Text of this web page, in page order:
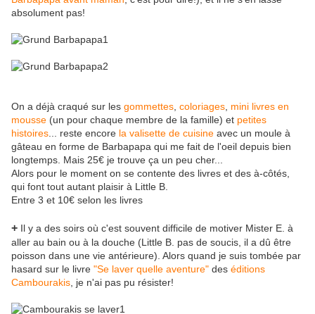
absolument pas!
On a déjà craqué sur les gommettes coloriages mini livres en
mousse (un pour chaque membre de la famille) et petites
histoires ... reste encore la valisette de cuisine avec un moule à
gâteau en forme de Barbapapa qui me fait de l'oeil depuis bien
longtemps. Mais 25€ je trouve ça un peu cher...
Alors pour le moment on se contente des livres et des à-côtés,
qui font tout autant plaisir à Little B.
Entre 3 et 10€ selon les livres
+ Il y a des soirs où c'est souvent difficile de motiver Mister E. à
aller au bain ou à la douche (Little B. pas de soucis, il a dû être
poisson dans une vie antérieure). Alors quand je suis tombée par
hasard sur le livre "Se laver quelle aventure" des éditions
Cambourakis , je n'ai pas pu résister!